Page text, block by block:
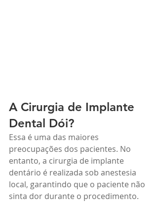
A Cirurgia de Implante
Dental Dói?
Essa é uma das maiores
preocupações dos pacientes. No
entanto, a cirurgia de implante
dentário é realizada sob anestesia
local, garantindo que o paciente não
sinta dor durante o procedimento.